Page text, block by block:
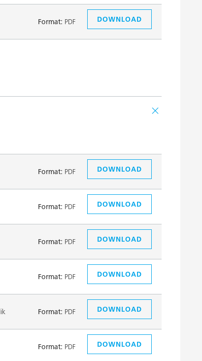
Format: PDF DOWNLOAD
Format: PDF DOWNLOAD
Format: PDF DOWNLOAD
Format: PDF DOWNLOAD
Format: PDF DOWNLOAD
Format: PDF DOWNLOAD
Format: PDF DOWNLOAD